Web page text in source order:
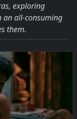
exploring
all-consuming
them.